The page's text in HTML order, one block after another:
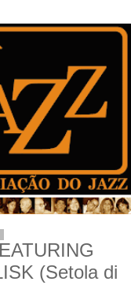
(Setola di